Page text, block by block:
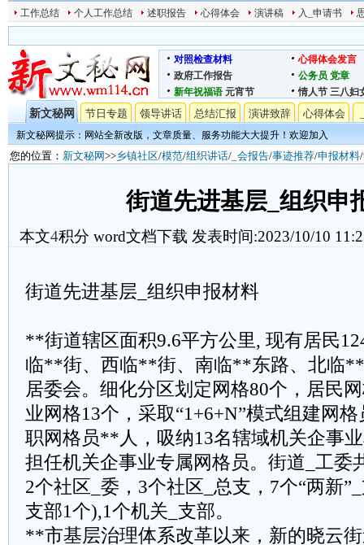
工作总结 个人工作总结 述职报告 心得体会 演讲稿 入_申请书
对照检查材料
心得体会发言
政府工作报告
公务员 党章
新年祝福语 元宵节 情人节 三八妇
新文秘网 节日专题 领导讲话 总结汇报 演讲致辞 心得体会
新文秘网提示：网站全新改版，文章质量、服务功能大大提升！欢迎加入
您的位置： 新文秘网>>乡镇社区/模范/组织讲话/ _会报告/事迹推荐/申报材料/
街道先进基层_组织申
本文4积分 word文档下载 发表时间:2023/10/10
街道先进基层_组织申报材料
**街道辖区面积9.6平方公里, 现有居民
临**街、西临**街、南临**东路、北临
居委会。细化分区划定网格80个，居民
业网格13个，采取“1+6+N”模式组建网
职网格员**人，吸纳13名辖域机关企事
担任机关企事业专属网格员。街道_工委
2个社区_委，3个社区_总支，7个“两新
支部1个),1个机关_支部。
**市基层治理体系改革以来，新的晓云